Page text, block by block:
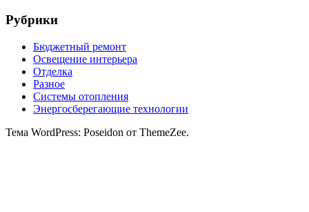
Рубрики
Бюджетный ремонт
Освещение интерьера
Отделка
Разное
Системы отопления
Энергосберегающие технологии
Тема WordPress: Poseidon от ThemeZee.